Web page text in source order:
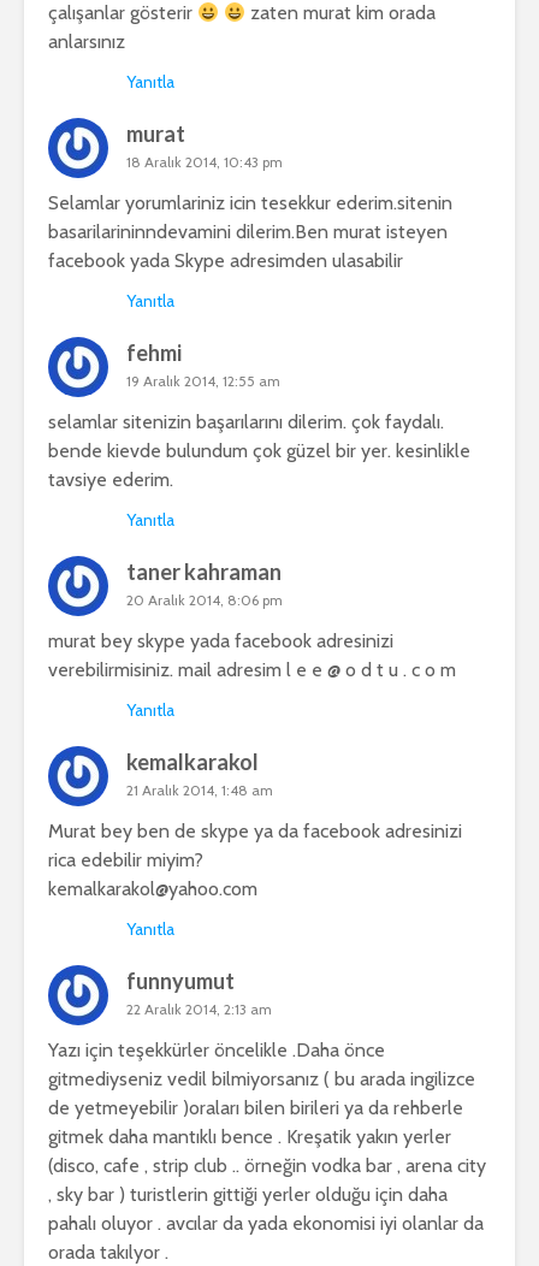
çalışanlar gösterir
zaten murat kim orada
anlarsınız
Yanıtla
murat
18 Aralık 2014, 10:43 pm
Selamlar yorumlariniz icin tesekkur ederim.sitenin
basarilarininndevamini dilerim.Ben murat isteyen
facebook yada Skype adresimden ulasabilir
Yanıtla
fehmi
19 Aralık 2014, 12:55 am
selamlar sitenizin başarılarını dilerim. çok faydalı.
bende kievde bulundum çok güzel bir yer. kesinlikle
tavsiye ederim.
Yanıtla
taner kahraman
20 Aralık 2014, 8:06 pm
murat bey skype yada facebook adresinizi
verebilirmisiniz. mail adresim l e e @ o d t u . c o m
Yanıtla
kemalkarakol
21 Aralık 2014, 1:48 am
Murat bey ben de skype ya da facebook adresinizi
rica edebilir miyim?
kemalkarakol@yahoo.com
Yanıtla
funnyumut
22 Aralık 2014, 2:13 am
Yazı için teşekkürler öncelikle .Daha önce
gitmediyseniz vedil bilmiyorsanız ( bu arada ingilizce
de yetmeyebilir )oraları bilen birileri ya da rehberle
gitmek daha mantıklı bence . Kreşatik yakın yerler
(disco, cafe , strip club .. örneğin vodka bar , arena city
, sky bar ) turistlerin gittiği yerler olduğu için daha
pahalı oluyor . avcılar da yada ekonomisi iyi olanlar da
orada takılyor .